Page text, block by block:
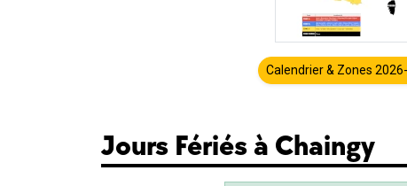
Calendrier & Zones
Jours Fériés à Chaingy